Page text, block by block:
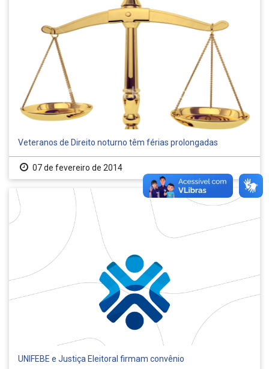
Veteranos de Direito noturno têm férias prolongadas
07 de fevereiro de 2014
UNIFEBE e Justiça Eleitoral firmam convênio